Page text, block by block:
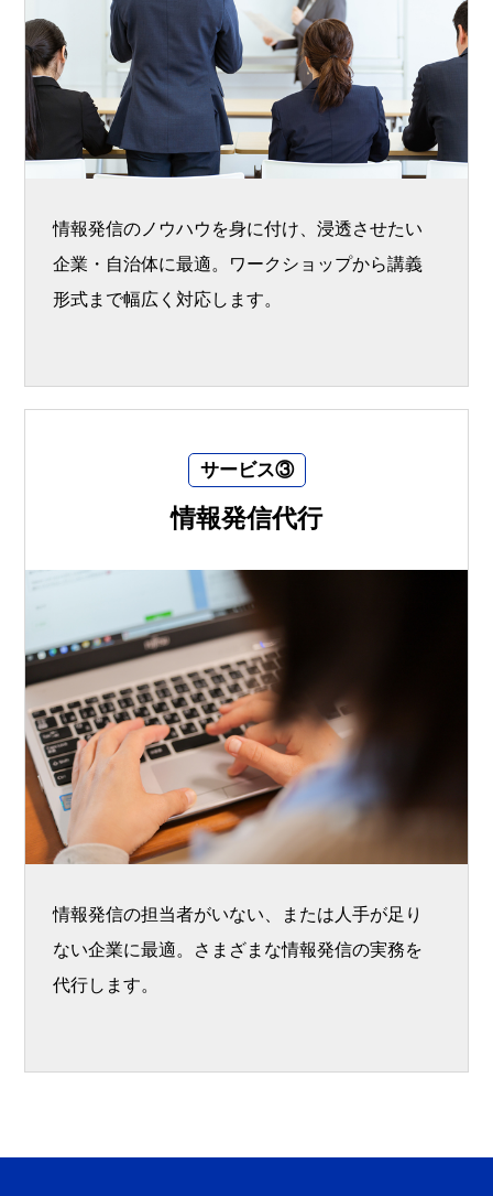
情報発信のノウハウを身に付け、浸透させたい
企業・自治体に最適。ワークショップから講義
形式まで幅広く対応します。
サービス③
情報発信代行
情報発信の担当者がいない、または人手が足り
ない企業に最適。さまざまな情報発信の実務を
代行します。